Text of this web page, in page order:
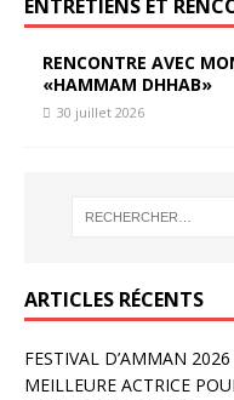
ENTRETIENS ET
RENCONTRE AVEC
«HAMMAM DHHAB»
30 juillet 2026
ARTICLES RÉCENTS
FESTIVAL D’AMMAN
MEILLEURE ACTRICE